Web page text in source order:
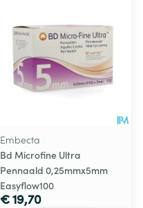
Embecta
Bd Microfine Ultra
Pennaald 0,25mmx5mm
Easyflow100
€ 19,70